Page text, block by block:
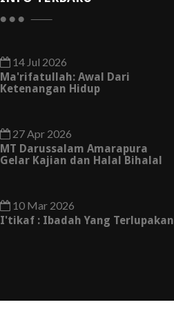
14 Jul 2026
Ma'rifatullah: Awal Dari
Ketenangan Hidup
27 Apr 2026
MT Darussalam Amarapura
Gelar Kajian dan Halal Bihalal
10 Mar 2026
I'tikaf : Ibadah Yang Terlupakan